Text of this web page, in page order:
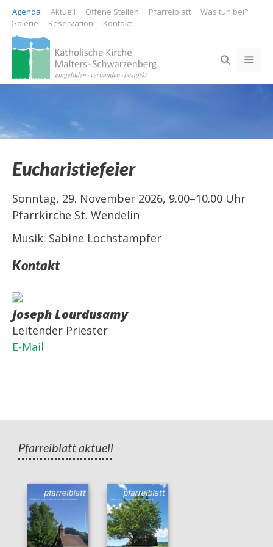
Springe
zum
Inhalt
Agenda Aktuell Offene Stellen Pfarreiblatt
Was tun bei?
Galerie
Reservation Kontakt
Eucharistiefeier
Sonntag, 29. November 2026, 9.00–10.00 Uhr
Pfarrkirche St. Wendelin
Musik: Sabine Lochstampfer
Kontakt
Joseph Lourdusamy
Leitender Priester
E-Mail
Pfarreiblatt aktuell